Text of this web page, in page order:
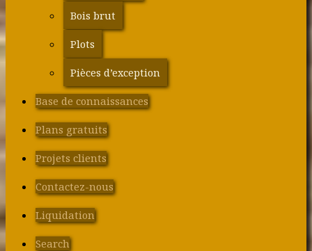
Bois brut
Plots
Pièces d’exception
Base de connaissances
Plans gratuits
Projets clients
Contactez-nous
Liquidation
Search